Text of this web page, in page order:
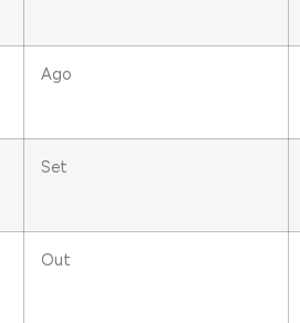
Ago
Set
Out